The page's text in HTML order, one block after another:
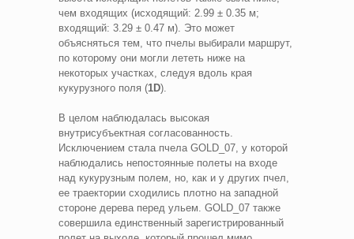
чем входящих (исходящий: 2.99 ± 0.35 м;
входящий: 3.29 ± 0.47 м). Это может
объясняться тем, что пчелы выбирали маршрут,
по которому они могли лететь ниже на
некоторых участках, следуя вдоль края
кукурузного поля (1D).
В целом наблюдалась высокая
внутрисубъектная согласованность.
Исключением стала пчела GOLD_07, у которой
наблюдались непостоянные полеты на входе
над кукурузным полем, но, как и у других пчел,
ее траектории сходились плотно на западной
стороне дерева перед ульем. GOLD_07 также
совершила единственный зарегистрированный